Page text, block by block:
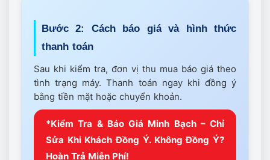
Bước 2: Cách báo giá và hình thức
thanh toán
Sau khi kiểm tra, đơn vị thu mua báo giá theo
tình trạng máy. Thanh toán ngay khi đồng ý
bằng tiền mặt hoặc chuyển khoản.
*Kiểm Tra & Báo Giá Minh Bạch – Chỉ
Sửa Khi Khách Đồng Ý. Không Đồng Ý?
Hoàn Trả Miễn Phí!